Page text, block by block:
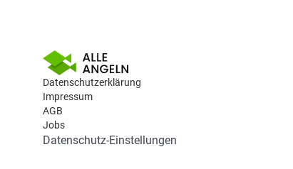
Datenschutzerklärung
Impressum
AGB
Jobs
Datenschutz-Einstellungen